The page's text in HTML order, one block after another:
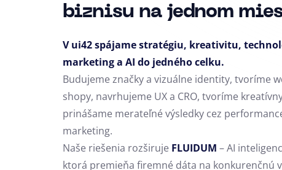
biznisu na jednom
V ui42 spájame stratégiu, kreativitu,
marketing a AI do jedného celku.
Budujeme značky a vizuálne identity, tvoríme
shopy, navrhujeme UX a CRO, tvoríme
prinášame merateľné výsledky cez
marketing.
Naše riešenia rozširuje FLUIDUM – AI
ktorá premieňa firemné dáta na konkurenčnú